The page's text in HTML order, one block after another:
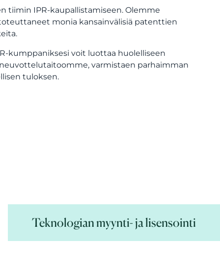
tiimin IPR-kaupallistamiseen. Olemme
monia kansainvälisiä patenttien
kumppaniksesi voit luottaa huolelliseen
varmistaen parhaimman
tuloksen.
Teknologian myynti- ja lisensointi